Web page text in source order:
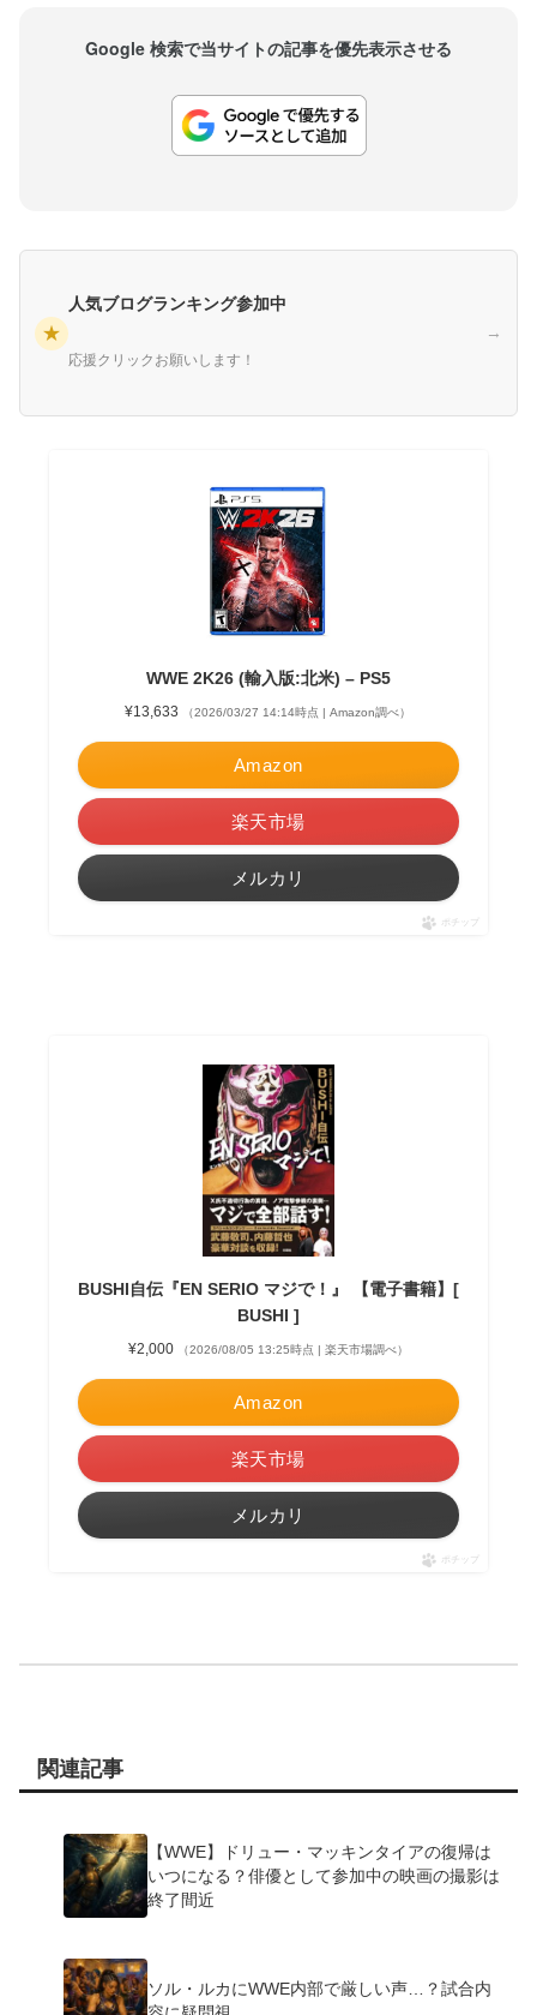
Google 検索で当サイトの記事を優先表示させる
★
人気ブログランキング参加中
応援クリックお願いします！
→
WWE 2K26 (輸入版:北米) – PS5
¥13,633 （2026/03/27 14:14時点 | Amazon調べ）
Amazon
楽天市場
メルカリ
ポチップ
BUSHI自伝『EN SERIO マジで！』 【電子書籍】[
BUSHI ]
¥2,000 （2026/08/05 13:25時点 | 楽天市場調べ）
Amazon
楽天市場
メルカリ
ポチップ
関連記事
【WWE】ドリュー・マッキンタイアの復帰は
いつになる？俳優として参加中の映画の撮影は
終了間近
ソル・ルカにWWE内部で厳しい声…？試合内